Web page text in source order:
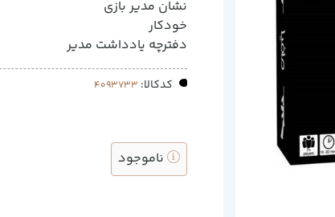
نشان مدیر بازی
خودکار
دفترچه یادداشت مدیر
کدکالا:
ناموجود